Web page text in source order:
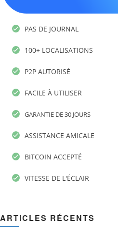
PAS DE JOURNAL
100+ LOCALISATIONS
P2P AUTORISÉ
FACILE À UTILISER
GARANTIE DE 30 JOURS
ASSISTANCE AMICALE
BITCOIN ACCEPTÉ
VITESSE DE L'ÉCLAIR
ARTICLES RÉCENTS